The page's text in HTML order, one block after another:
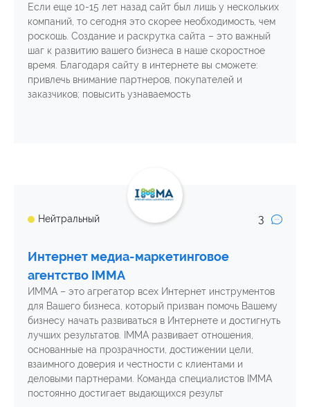
Если еще 10-15 лет назад сайт был лишь у нескольких
компаний, то сегодня это скорее необходимость, чем
роскошь. Создание и раскрутка сайта – это важный
шаг к развитию вашего бизнеса в наше скоростное
время. Благодаря сайту в интернете вы сможете:
привлечь внимание партнеров, покупателей и
заказчиков; повысить узнаваемость
Нейтральный 3
Интернет медиа-маркетинговое
агентство IMMA
ИММА – это агрегатор всех Интернет инструментов
для Вашего бизнеса, который призван помочь Вашему
бизнесу начать развиваться в Интернете и достигнуть
лучших результатов. IMMA развивает отношения,
основанные на прозрачности, достижении цели,
взаимного доверия и честности с клиентами и
деловыми партнерами. Команда специалистов IMMA
постоянно достигает выдающихся результ